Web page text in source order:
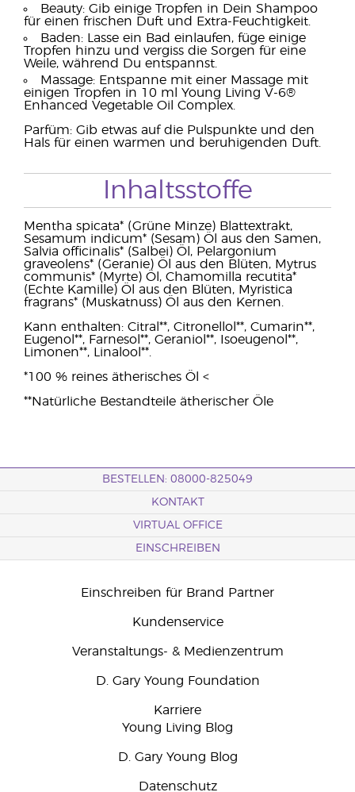
Beauty: Gib einige Tropfen in Dein Shampoo
für einen frischen Duft und Extra-Feuchtigkeit.
Baden: Lasse ein Bad einlaufen, füge einige
Tropfen hinzu und vergiss die Sorgen für eine
Weile, während Du entspannst.
Massage: Entspanne mit einer Massage mit
einigen Tropfen in 10 ml Young Living V-6®
Enhanced Vegetable Oil Complex.
Parfüm: Gib etwas auf die Pulspunkte und den
Hals für einen warmen und beruhigenden Duft.
Inhaltsstoffe
Mentha spicata* (Grüne Minze) Blattextrakt,
Sesamum indicum* (Sesam) Öl aus den Samen,
Salvia officinalis* (Salbei) Öl, Pelargonium
graveolens* (Geranie) Öl aus den Blüten, Mytrus
communis* (Myrte) Öl, Chamomilla recutita*
(Echte Kamille) Öl aus den Blüten, Myristica
fragrans* (Muskatnuss) Öl aus den Kernen.
Kann enthalten: Citral**, Citronellol**, Cumarin**,
Eugenol**, Farnesol**, Geraniol**, Isoeugenol**,
Limonen**, Linalool**.
*100 % reines ätherisches Öl <
**Natürliche Bestandteile ätherischer Öle
BESTELLEN: 08000-825049
KONTAKT
VIRTUAL OFFICE
EINSCHREIBEN
Einschreiben für Brand Partner
Kundenservice
Veranstaltungs- & Medienzentrum
D. Gary Young Foundation
Karriere
Young Living Blog
D. Gary Young Blog
Datenschutz